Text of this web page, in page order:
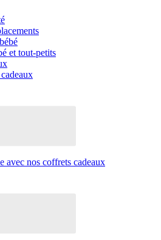
et tout-petits
avec nos coffrets cadeaux